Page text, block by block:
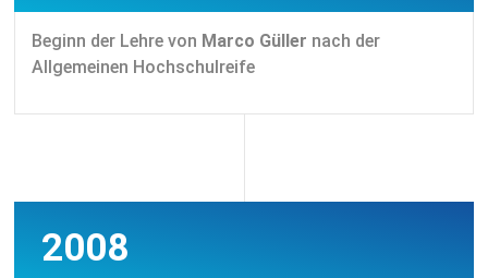
Beginn der Lehre von Marco Güller nach der
Allgemeinen Hochschulreife
2008